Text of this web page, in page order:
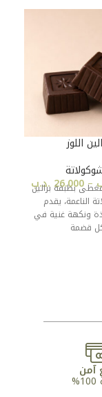
اللوز
–
26.000 .د.ب
بطبقة برالين
الناعمة، يقدم
ونكهة غنية في
قضمة
آمن